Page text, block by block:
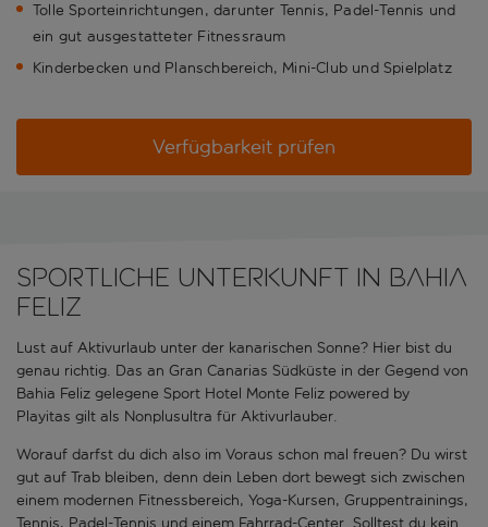
Tolle Sporteinrichtungen, darunter Tennis, Padel-Tennis und
ein gut ausgestatteter Fitnessraum
Kinderbecken und Planschbereich, Mini-Club und Spielplatz
Verfügbarkeit prüfen
Sportliche Unterkunft in Bahia
Feliz
Lust auf Aktivurlaub unter der kanarischen Sonne? Hier bist du
genau richtig. Das an Gran Canarias Südküste in der Gegend von
Bahia Feliz gelegene Sport Hotel Monte Feliz powered by
Playitas gilt als Nonplusultra für Aktivurlauber.
Worauf darfst du dich also im Voraus schon mal freuen? Du wirst
gut auf Trab bleiben, denn dein Leben dort bewegt sich zwischen
einem modernen Fitnessbereich, Yoga-Kursen, Gruppentrainings,